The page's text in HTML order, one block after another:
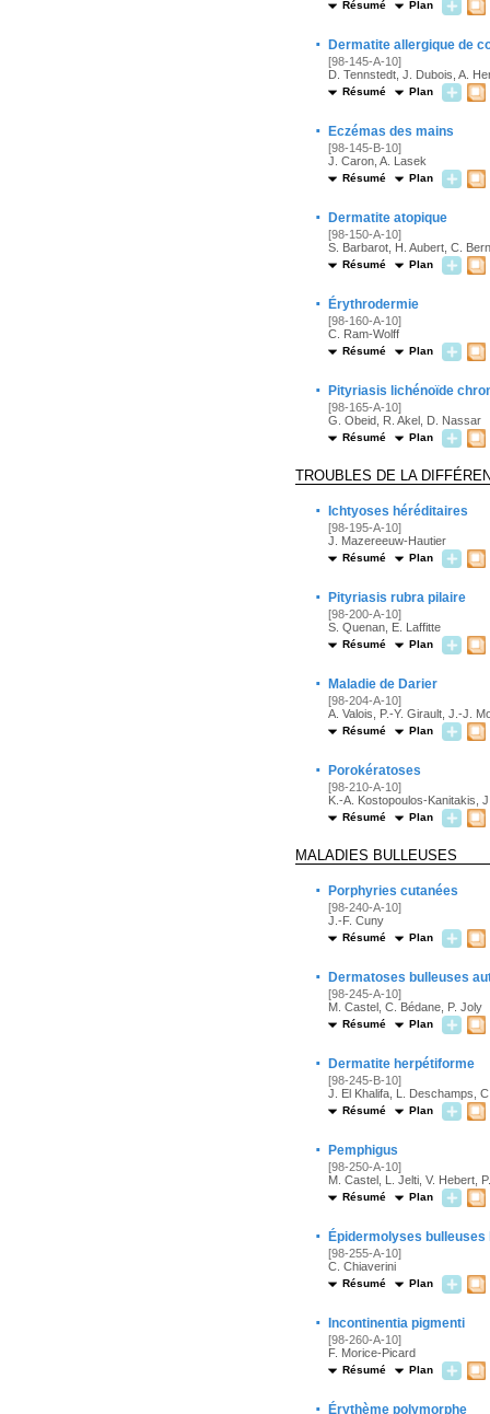
Résumé Plan
· Dermatite allergique de
[98-145-A-10]
D. Tennstedt, J. Dubois, A.
Résumé Plan
· Eczémas des mains
[98-145-B-10]
J. Caron, A. Lasek
Résumé Plan
· Dermatite atopique
[98-150-A-10]
S. Barbarot, H. Aubert, C.
Résumé Plan
· Érythrodermie
[98-160-A-10]
C. Ram-Wolff
Résumé Plan
· Pityriasis lichénoïde
[98-165-A-10]
G. Obeid, R. Akel, D. Nassar
Résumé Plan
TROUBLES DE LA
· Ichtyoses héréditaires
[98-195-A-10]
J. Mazereeuw-Hautier
Résumé Plan
· Pityriasis rubra pilaire
[98-200-A-10]
S. Quenan, E. Laffitte
Résumé Plan
· Maladie de Darier
[98-204-A-10]
A. Valois, P.-Y. Girault, J.-J.
Résumé Plan
· Porokératoses
[98-210-A-10]
K.-A. Kostopoulos-Kanitakis,
Résumé Plan
MALADIES BULLEUSES
· Porphyries cutanées
[98-240-A-10]
J.-F. Cuny
Résumé Plan
· Dermatoses bulleuses
[98-245-A-10]
M. Castel, C. Bédane, P. Joly
Résumé Plan
· Dermatite herpétiforme
[98-245-B-10]
J. El Khalifa, L. Deschamps,
Résumé Plan
· Pemphigus
[98-250-A-10]
M. Castel, L. Jelti, V. Hebert,
Résumé Plan
· Épidermolyses
[98-255-A-10]
C. Chiaverini
Résumé Plan
· Incontinentia pigmenti
[98-260-A-10]
F. Morice-Picard
Résumé Plan
· Érythème polymorphe